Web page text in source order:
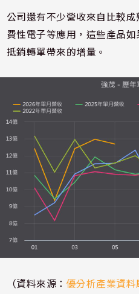
公司還有不少營收來自比較
費性電子等應用，這些產品
抵銷轉單帶來的增量。
（資料來源： 優分析產業資料